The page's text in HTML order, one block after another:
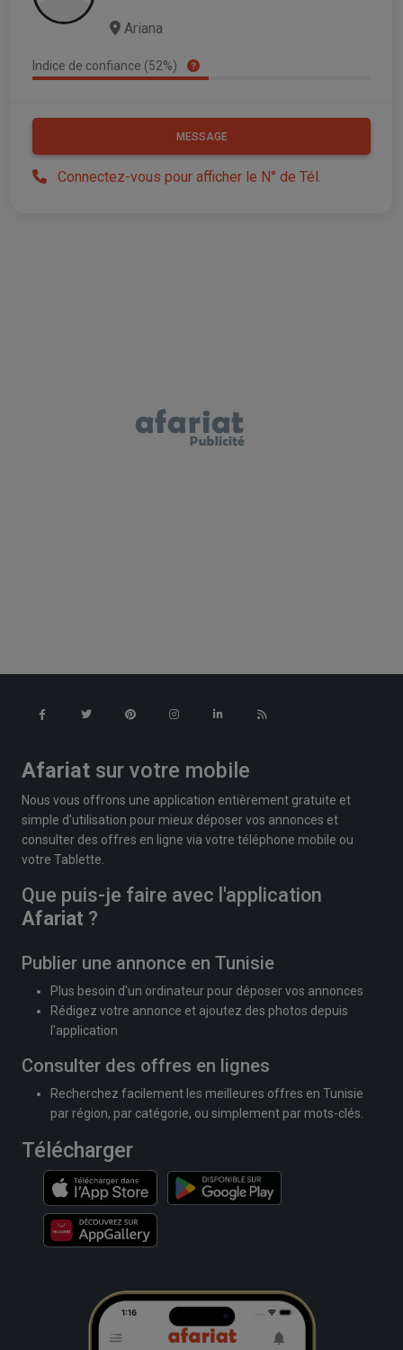
Ariana
Indice de confiance (52%)
MESSAGE
Connectez-vous pour afficher le N° de Tél.
Afariat sur votre mobile
Nous vous offrons une application entièrement gratuite et
simple d'utilisation pour mieux déposer vos annonces et
consulter des offres en ligne via votre téléphone mobile ou
votre Tablette.
Que puis-je faire avec l'application
Afariat ?
Publier une annonce en Tunisie
Plus besoin d'un ordinateur pour déposer vos annonces
Rédigez votre annonce et ajoutez des photos depuis
l'application
Consulter des offres en lignes
Recherchez facilement les meilleures offres en Tunisie
par région, par catégorie, ou simplement par mots-clés.
Télécharger